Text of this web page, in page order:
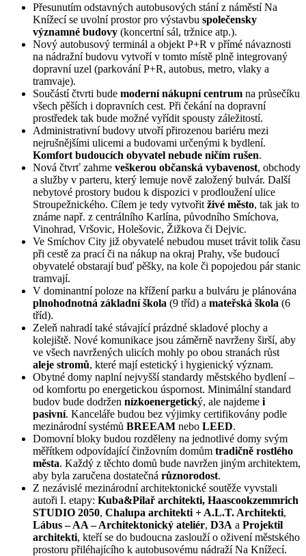
Přesunutím odstavných autobusových stání z náměstí Na
Knížecí se uvolní prostor pro výstavbu společensky
významné budovy (koncertní sál, tržnice atp.).
Nový autobusový terminál a objekt P+R v přímé návaznosti
na nádražní budovu vytvoří v tomto místě plně integrovaný
dopravní uzel (parkování P+R, autobus, metro, vlaky a
tramvaje).
Součástí čtvrti bude moderní nákupní centrum na průsečíku
všech pěších i dopravních cest. Při čekání na dopravní
prostředek tak bude možné vyřídit spousty záležitostí.
Administrativní budovy utvoří přirozenou bariéru mezi
nejrušnějšími ulicemi a budovami určenými k bydlení.
Komfort budoucích obyvatel nebude ničím rušen.
Nová čtvrť zahrne veškerou občanská vybavenost, obchody
a služby v parteru, který lemuje nově založený bulvár. Další
nebytové prostory budou k dispozici v prodloužení ulice
Stroupežnického. Cílem je tedy vytvořit živé město, tak jak to
známe např. z centrálního Karlína, původního Smíchova,
Vinohrad, Vršovic, Holešovic, Žižkova či Dejvic.
Ve Smíchov City již obyvatelé nebudou muset trávit tolik času
při cestě za prací či na nákup na okraj Prahy, vše budoucí
obyvatelé obstarají buď pěšky, na kole či popojedou pár stanic
tramvají.
V dominantní poloze na křížení parku a bulváru je plánována
plnohodnotná základní škola (9 tříd) a mateřská škola (6
tříd).
Zeleň nahradí také stávající prázdné skladové plochy a
kolejiště. Nové komunikace jsou záměrně navrženy širší, aby
ve všech navržených ulicích mohly po obou stranách růst
aleje stromů, které mají estetický i hygienický význam.
Obytné domy naplní nejvyšší standardy městského bydlení –
od komfortu po energetickou úspornost. Minimální standard
budov bude dodržen nízkoenergetický, ale najdeme i
pasivní. Kanceláře budou bez výjimky certifikovány podle
mezinárodní systémů BREEAM nebo LEED.
Domovní bloky budou rozděleny na jednotlivé domy svým
měřítkem odpovídající činžovním domům tradičně rostlého
města. Každý z těchto domů bude navržen jiným architektem,
aby byla zaručena dostatečná různorodost.
Z nezávislé mezinárodní architektonické soutěže vyvstali
autoři I. etapy: Kuba&Pilař architekti, Haascookzemmrich
STUDIO 2050, Chalupa architekti + A.L.T. Architekti,
Lábus – AA – Architektonický ateliér, D3A a Projektil
architekti, kteří se do budoucna zaslouží o oživení městského
prostoru přiléhajícího k autobusovému nádraží Na Knížecí.